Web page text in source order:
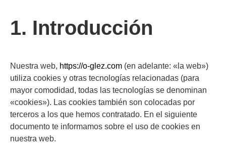
1. Introducción
Nuestra web, https://o-glez.com (en adelante: «la web»)
utiliza cookies y otras tecnologías relacionadas (para
mayor comodidad, todas las tecnologías se denominan
«cookies»). Las cookies también son colocadas por
terceros a los que hemos contratado. En el siguiente
documento te informamos sobre el uso de cookies en
nuestra web.